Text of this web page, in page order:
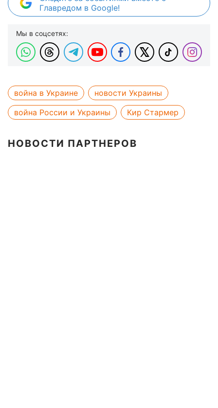
Главредом в Google!
Мы в соцсетях:
война в Украине
новости Украины
война России и Украины
Кир Стармер
НОВОСТИ ПАРТНЕРОВ